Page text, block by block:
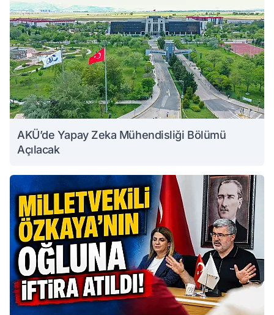
AKÜ’de Yapay Zeka Mühendisliği Bölümü
Açılacak